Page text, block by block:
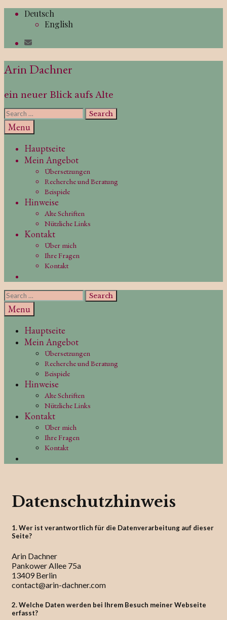
Skip
Deutsch
English
Arin Dachner
ein neuer Blick aufs Alte
Search
for:
Search
Menu
Hauptseite
Mein Angebot
Übersetzungen
Recherche und Beratung
Beispiele
Hinweise
Alte Schriften
Nützliche Links
Kontakt
Über mich
Ihre Fragen
Kontakt
Search
for:
Search
Menu
Hauptseite
Mein Angebot
Übersetzungen
Recherche und Beratung
Beispiele
Hinweise
Alte Schriften
Nützliche Links
Kontakt
Über mich
Ihre Fragen
Kontakt
Datenschutzhinweis
1. Wer ist verantwortlich für die Datenverarbeitung auf dieser
Seite?
Arin Dachner
Pankower Allee 75a
13409 Berlin
contact@arin-dachner.com
2. Welche Daten werden bei Ihrem Besuch meiner Webseite
erfasst?